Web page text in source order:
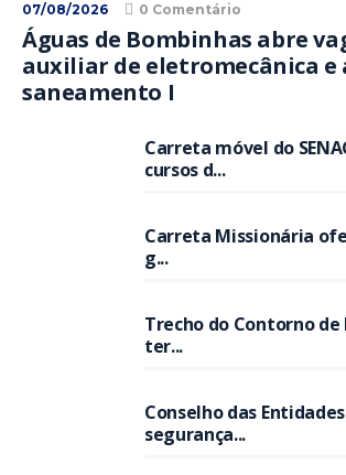
07/08/2026 0 Comentário
Águas de Bombinhas abre
auxiliar de eletromecânica e
saneamento I
Carreta móvel do
cursos d...
Carreta Missionária
g...
Trecho do Contorno
ter...
Conselho das
segurança...